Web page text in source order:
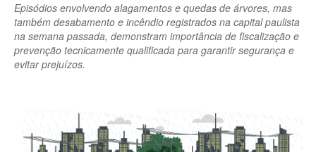
Episódios envolvendo alagamentos e quedas de árvores, mas
também desabamento e incêndio registrados na capital paulista
na semana passada, demonstram importância de fiscalização e
prevenção tecnicamente qualificada para garantir segurança e
evitar prejuízos.